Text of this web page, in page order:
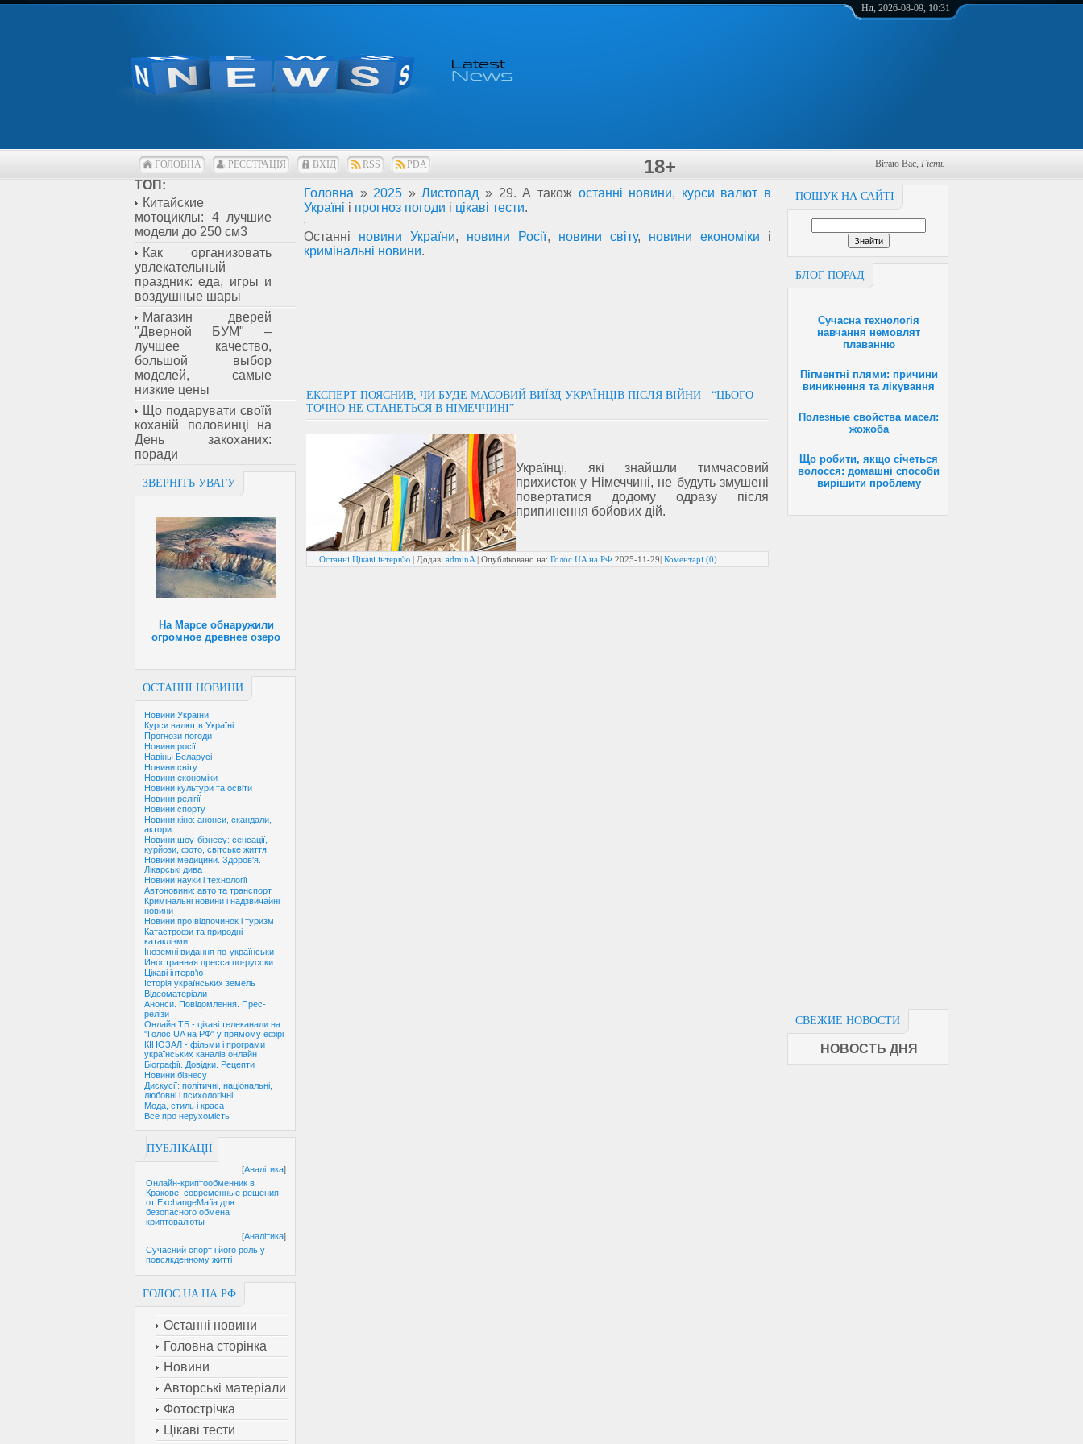
Нд, 2026-08-09, 10:31
ГОЛОВНА РЕЄСТРАЦІЯ ВХІД RSS PDA 18+ Вітаю Вас, Гість
ТОП:
Китайские
мотоциклы: 4 лучшие
модели до 250 см3
Как организовать
увлекательный
праздник: еда, игры и
воздушные шары
Магазин дверей
"Дверной БУМ" –
лучшее качество,
большой выбор
моделей, самые
низкие цены
Що подарувати своїй
коханій половинці на
День закоханих:
поради
ЗВЕРНІТЬ УВАГУ
На Марсе обнаружили
огромное древнее озеро
ОСТАННІ НОВИНИ
Новини України
Курси валют в Україні
Прогнози погоди
Новини росії
Навіны Беларусі
Новини світу
Новини економіки
Новини культури та освіти
Новини релігії
Новини спорту
Новини кіно: анонси, скандали,
актори
Новини шоу-бізнесу: сенсації,
курйози, фото, світське життя
Новини медицини. Здоров'я.
Лікарські дива
Новини науки і технології
Автоновини: авто та транспорт
Кримінальні новини і надзвичайні
новини
Новини про відпочинок і туризм
Катастрофи та природні
катаклізми
Іноземні видання по-українськи
Иностранная пресса по-русски
Цікаві інтерв'ю
Історія українських земель
Відеоматеріали
Анонси. Повідомлення. Прес-
релізи
Онлайн ТБ - цікаві телеканали на
"Голос UA на РФ" у прямому ефірі
КІНОЗАЛ - фільми і програми
українських каналів онлайн
Біографії. Довідки. Рецепти
Новини бізнесу
Дискусії: політичні, національні,
любовні і психологічні
Мода, стиль і краса
Все про нерухомість
ПУБЛІКАЦІЇ
[Аналітика]
Онлайн-криптообменник в
Кракове: современные решения
от ExchangeMafia для
безопасного обмена
криптовалюты
[Аналітика]
Сучасний спорт і його роль у
повсякденному житті
ГОЛОС UA НА РФ
Останні новини
Головна сторінка
Новини
Авторські матеріали
Фотострічка
Цікаві тести
ПОШУК НА САЙТІ
БЛОГ ПОРАД
Сучасна технологія
навчання немовлят
плаванню
Пігментні плями: причини
виникнення та лікування
Полезные свойства масел:
жожоба
Що робити, якщо січеться
волосся: домашні способи
вирішити проблему
СВЕЖИЕ НОВОСТИ
НОВОСТЬ ДНЯ
Головна » 2025 » Листопад » 29. А також останні новини, курси валют в
Україні і прогноз погоди і цікаві тести.
Останні новини України, новини Росії, новини світу, новини економіки і
кримінальні новини.
ЕКСПЕРТ ПОЯСНИВ, ЧИ БУДЕ МАСОВИЙ ВИЇЗД УКРАЇНЦІВ ПІСЛЯ ВІЙНИ - “ЦЬОГО
ТОЧНО НЕ СТАНЕТЬСЯ В НІМЕЧЧИНІ”
Українці, які знайшли тимчасовий
прихисток у Німеччині, не будуть змушені
повертатися додому одразу після
припинення бойових дій.
Останні Цікаві інтерв'ю | Додав: adminA | Опубліковано на: Голос UA на РФ 2025-11-29| Коментарі (0)